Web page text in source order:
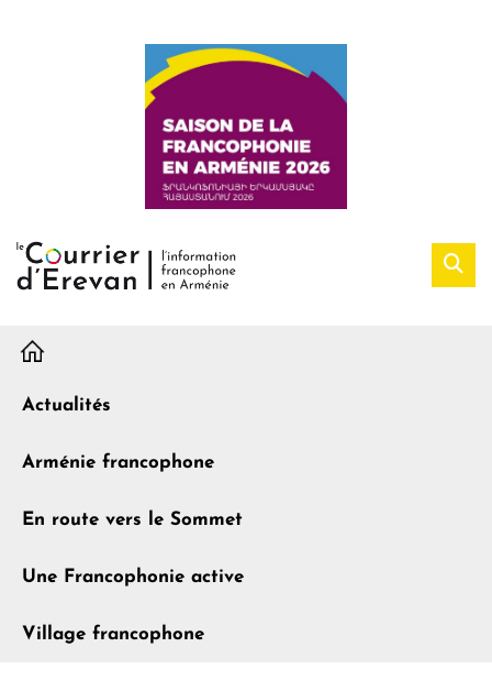
H
Actualités
Arménie francophone
En route vers le Sommet
Une Francophonie active
Village francophone